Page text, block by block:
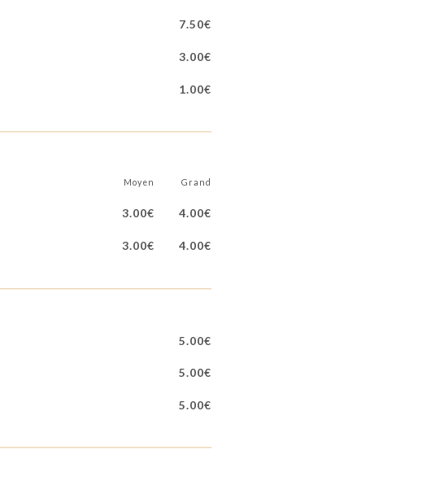
7.50€
3.00€
1.00€
Moyen Grand
3.00€ 4.00€
3.00€ 4.00€
5.00€
5.00€
5.00€